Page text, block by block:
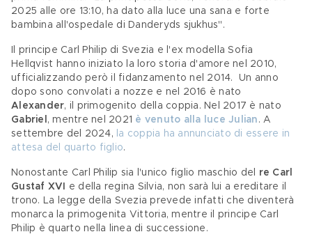
2025 alle ore 13:10, ha dato alla luce una sana e forte
bambina all'ospedale di Danderyds sjukhus".
Il principe Carl Philip di Svezia e l'ex modella Sofia
Hellqvist hanno iniziato la loro storia d'amore nel 2010,
ufficializzando però il fidanzamento nel 2014.  Un anno
dopo sono convolati a nozze e nel 2016 è nato
Alexander, il primogenito della coppia. Nel 2017 è nato
Gabriel , mentre nel 2021 è venuto alla luce Julian . A
settembre del 2024,
la coppia ha annunciato di essere in
attesa del quarto figlio.
Nonostante Carl Philip sia l'unico figlio maschio del
re Carl
Gustaf XVI
e della regina Silvia, non sarà lui a ereditare il
trono. La legge della Svezia prevede infatti che diventerà
monarca la primogenita Vittoria, mentre il principe Carl
Philip è quarto nella linea di successione.